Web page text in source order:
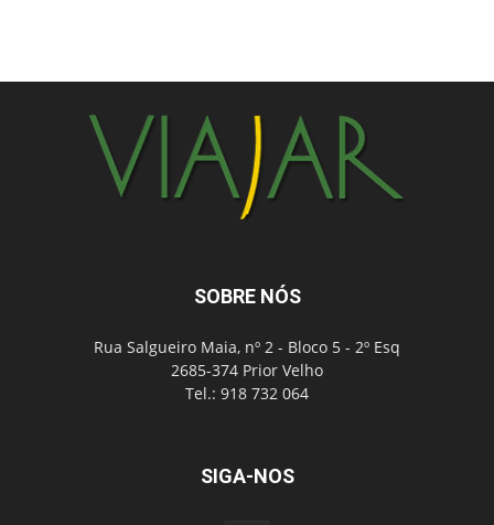
SOBRE NÓS
Rua Salgueiro Maia, nº 2 - Bloco 5 - 2º Esq
2685-374 Prior Velho
Tel.: 918 732 064
SIGA-NOS